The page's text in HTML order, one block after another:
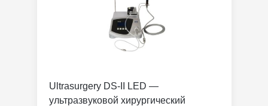
Ultrasurgery DS-II LED —
ультразвуковой хирургический